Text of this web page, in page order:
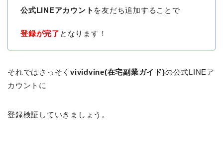
公式LINEアカウント を友だち追加することで
登録が完了 となります！
それではさっそくvividvine(在宅副業ガイド)の公式LINEア
カウントに
登録検証していきましょう。